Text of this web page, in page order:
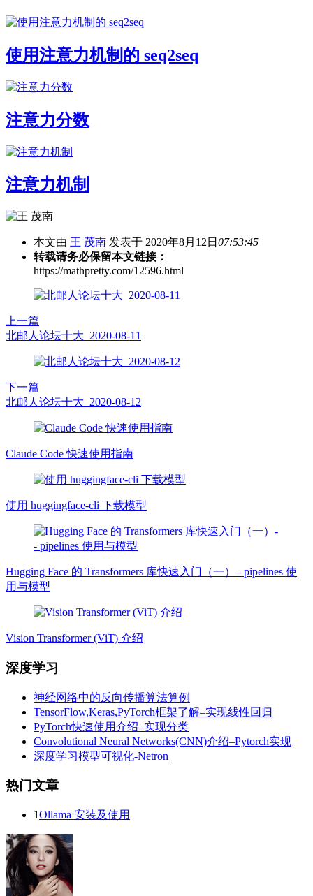
使用注意力机制的 seq2seq
注意力分数
注意力机制
本文由 王 茂南 发表于 2020年8月12日 07:53:45
转载请务必保留本文链接：
https://mathpretty.com/12596.html
上一篇
北邮人论坛十大_2020-08-11
下一篇
北邮人论坛十大_2020-08-12
Claude Code 快速使用指南
使用 huggingface-cli 下载模型
Hugging Face 的 Transformers 库快速入门（一）– pipelines 使
用与模型
Vision Transformer (ViT) 介绍
深度学习
神经网络中的反向传播算法算例
TensorFlow,Keras,PyTorch框架了解–实现线性回归
PyTorch快速使用介绍–实现分类
Convolutional Neural Networks(CNN)介绍–Pytorch实现
深度学习模型可视化-Netron
热门文章
1Ollama 安装及使用